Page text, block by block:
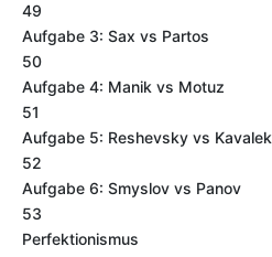
49
Aufgabe 3: Sax vs Partos
50
Aufgabe 4: Manik vs Motuz
51
Aufgabe 5: Reshevsky vs Kavalek
52
Aufgabe 6: Smyslov vs Panov
53
Perfektionismus